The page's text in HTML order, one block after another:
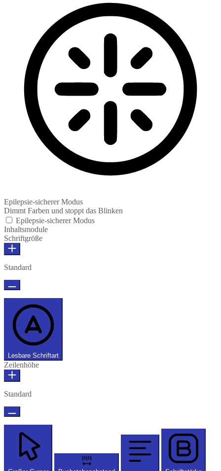
Epilepsie-sicherer Modus
Dimmt Farben und stoppt das Blinken
Epilepsie-sicherer Modus
Inhaltsmodule
Schriftgröße
Standard
Lesbare Schriftart
Zeilenhöhe
Standard